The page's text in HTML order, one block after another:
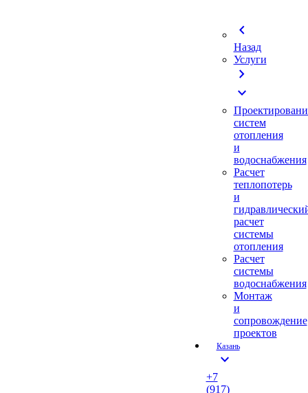
chevron_left
Назад
Услуги
chevron_right
expand_more
систем
отопления
и
водоснабжения
Расчет
теплопотерь
и
расчет
системы
отопления
Расчет
системы
водоснабжения
Монтаж
и
сопровождение
проектов
Казань
expand_more
+7
(917)